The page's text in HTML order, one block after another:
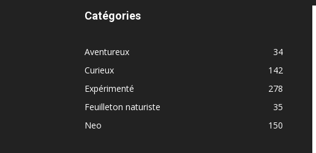
Catégories
Aventureux
34
Curieux
142
Expérimenté
278
Feuilleton naturiste
35
Neo
150